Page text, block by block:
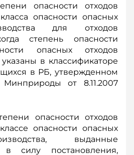
опасности отходов
опасности опасных
для отходов
степень опасности
опасных отходов
в классификаторе
в РБ, утвержденном
Минприроды от 8.11.2007
опасности отходов
опасности опасных
выданные
силу постановления,